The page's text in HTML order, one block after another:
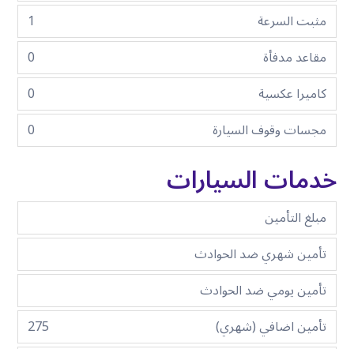
مثبت السرعة
1
مقاعد مدفأة
0
كاميرا عكسية
0
مجسات وقوف السيارة
0
خدمات السيارات
مبلغ التأمين
تأمين شهري ضد الحوادث
تأمين يومي ضد الحوادث
تأمين اضافي (شهري)
275